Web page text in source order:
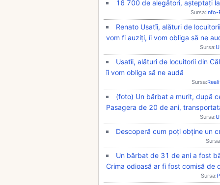
16 700 de alegători, așteptați
Sursa:Info-
Renato Usatîi, alături de
vom fi auziți, îi vom obliga să ne
Sursa:
Usatîi, alături de locuitorii din
îi vom obliga să ne audă
Sursa:
(foto) Un bărbat a murit, după
Pasagera de 20 de ani,
Sursa:
Descoperă cum poți obține un
Un bărbat de 31 de ani a fost
Crima odioasă ar fi fost comisă de
Sursa: